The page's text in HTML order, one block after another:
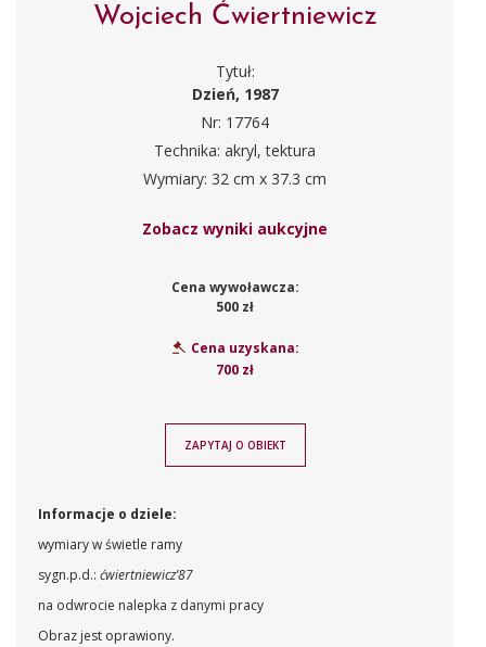
Wojciech Ćwiertniewicz
Tytuł:
Dzień, 1987
Nr: 17764
Technika: akryl, tektura
Wymiary: 32 cm x 37.3 cm
Zobacz wyniki aukcyjne
Cena wywoławcza:
500 zł
Cena uzyskana:
700 zł
ZAPYTAJ O OBIEKT
Informacje o dziele:
wymiary w świetle ramy
sygn.p.d.: ćwiertniewicz’87
na odwrocie nalepka z danymi pracy
Obraz jest oprawiony.